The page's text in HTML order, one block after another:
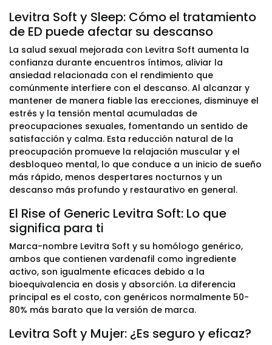
Levitra Soft y Sleep: Cómo el tratamiento
de ED puede afectar su descanso
La salud sexual mejorada con Levitra Soft aumenta la
confianza durante encuentros íntimos, aliviar la
ansiedad relacionada con el rendimiento que
comúnmente interfiere con el descanso. Al alcanzar y
mantener de manera fiable las erecciones, disminuye el
estrés y la tensión mental acumuladas de
preocupaciones sexuales, fomentando un sentido de
satisfacción y calma. Esta reducción natural de la
preocupación promueve la relajación muscular y el
desbloqueo mental, lo que conduce a un inicio de sueño
más rápido, menos despertares nocturnos y un
descanso más profundo y restaurativo en general.
El Rise of Generic Levitra Soft: Lo que
significa para ti
Marca-nombre Levitra Soft y su homólogo genérico,
ambos que contienen vardenafil como ingrediente
activo, son igualmente eficaces debido a la
bioequivalencia en dosis y absorción. La diferencia
principal es el costo, con genéricos normalmente 50-
80% más barato que la versión de marca.
Levitra Soft y Mujer: ¿Es seguro y eficaz?